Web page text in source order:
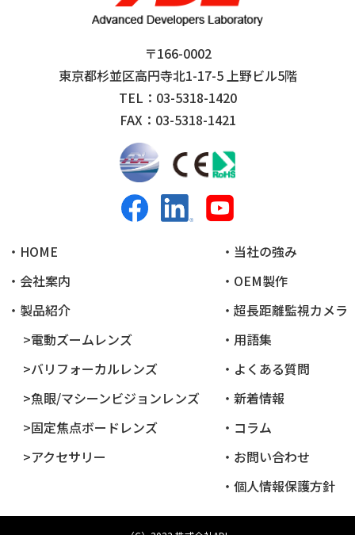
〒166-0002
東京都杉並区高円寺北1-17-5 上野ビル5階
TEL：03-5318-1420
FAX：03-5318-1421
・HOME
・会社案内
・製品紹介
>電動ズームレンズ
>バリフォーカルレンズ
>魚眼/マシーンビジョンレンズ
>固定焦点ボードレンズ
>アクセサリー
・当社の強み
・OEM製作
・超長距離監視カメラ
・用語集
・よくある質問
・新着情報
・コラム
・お問い合わせ
・個人情報保護方針